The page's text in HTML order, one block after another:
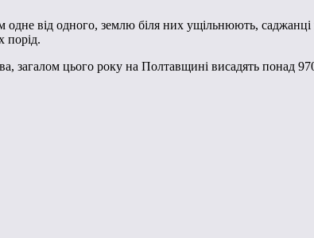
від одного, землю біля них ущільнюють, саджанці
порід.
загалом цього року на Полтавщині висадять понад